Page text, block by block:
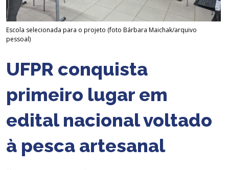
Escola selecionada para o projeto (foto Bárbara Maichak/arquivo
pessoal)
UFPR conquista
primeiro lugar em
edital nacional voltado
à pesca artesanal